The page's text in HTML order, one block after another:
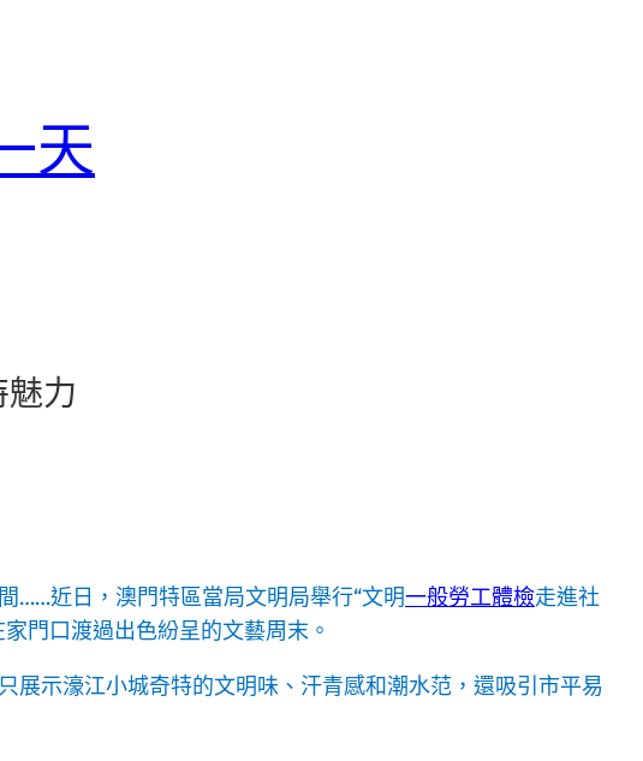
天
力
……近日，澳門特區當局文明局舉行“文明一般勞工體檢走進社
門口渡過出色紛呈的文藝周末。
示濠江小城奇特的文明味、汗青感和潮水范，還吸引市平易